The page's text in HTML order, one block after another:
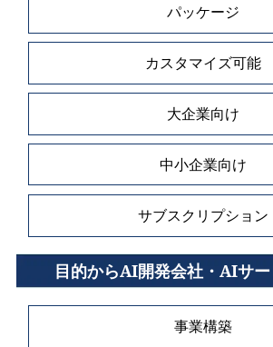
パッケージ
カスタマイズ可能
大企業向け
中小企業向け
サブスクリプション
目的からAI開発会社・AIサ
事業構築